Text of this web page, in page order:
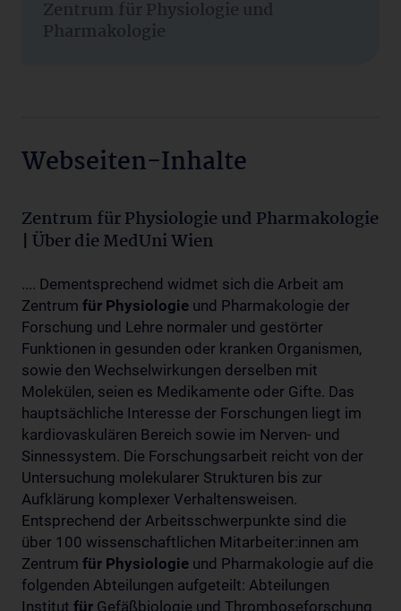
Zentrum für Physiologie und
Pharmakologie
Webseiten-Inhalte
Zentrum für Physiologie und Pharmakologie
| Über die MedUni Wien
.... Dementsprechend widmet sich die Arbeit am
Zentrum für Physiologie und Pharmakologie der
Forschung und Lehre normaler und gestörter
Funktionen in gesunden oder kranken Organismen,
sowie den Wechselwirkungen derselben mit
Molekülen, seien es Medikamente oder Gifte. Das
hauptsächliche Interesse der Forschungen liegt im
kardiovaskulären Bereich sowie im Nerven- und
Sinnessystem. Die Forschungsarbeit reicht von der
Untersuchung molekularer Strukturen bis zur
Aufklärung komplexer Verhaltensweisen.
Entsprechend der Arbeitsschwerpunkte sind die
über 100 wissenschaftlichen Mitarbeiter:innen am
Zentrum für Physiologie und Pharmakologie auf die
folgenden Abteilungen aufgeteilt: Abteilungen
Institut für Gefäßbiologie und Thromboseforschung